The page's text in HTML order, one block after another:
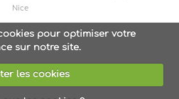
Nice
pour optimiser votre
sur notre site.
les cookies